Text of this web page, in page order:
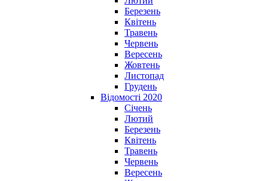
Березень
Квітень
Травень
Червень
Вересень
Жовтень
Листопад
Грудень
Відомості 2020
Січень
Лютий
Березень
Квітень
Травень
Червень
Вересень